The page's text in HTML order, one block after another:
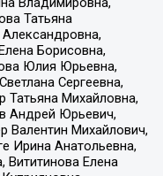
Татьяна
Борисовна,
Юлия Юрьевна,
Сергеевна,
Татьяна Михайловна,
Андрей Юрьевич,
Валентин Михайлович,
Ирина Анатольевна,
Вититинова Елена